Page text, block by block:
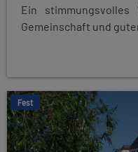
Ein stimmungsvolles
Gemeinschaft und
Fest